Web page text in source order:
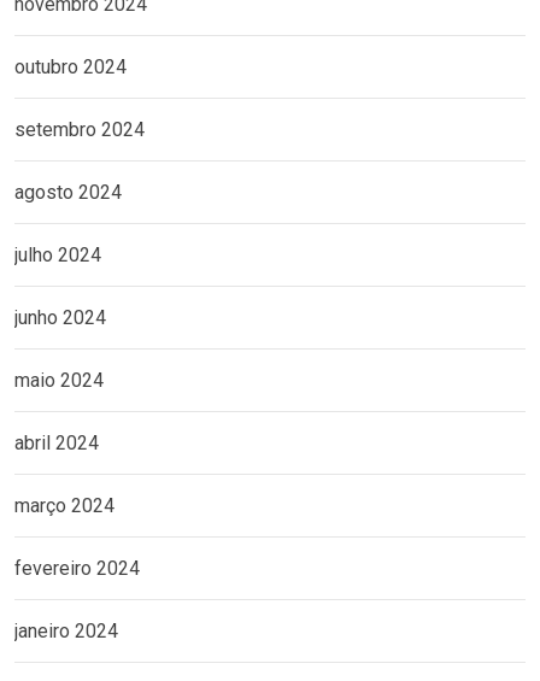
outubro 2024
setembro 2024
agosto 2024
julho 2024
junho 2024
maio 2024
abril 2024
março 2024
fevereiro 2024
janeiro 2024